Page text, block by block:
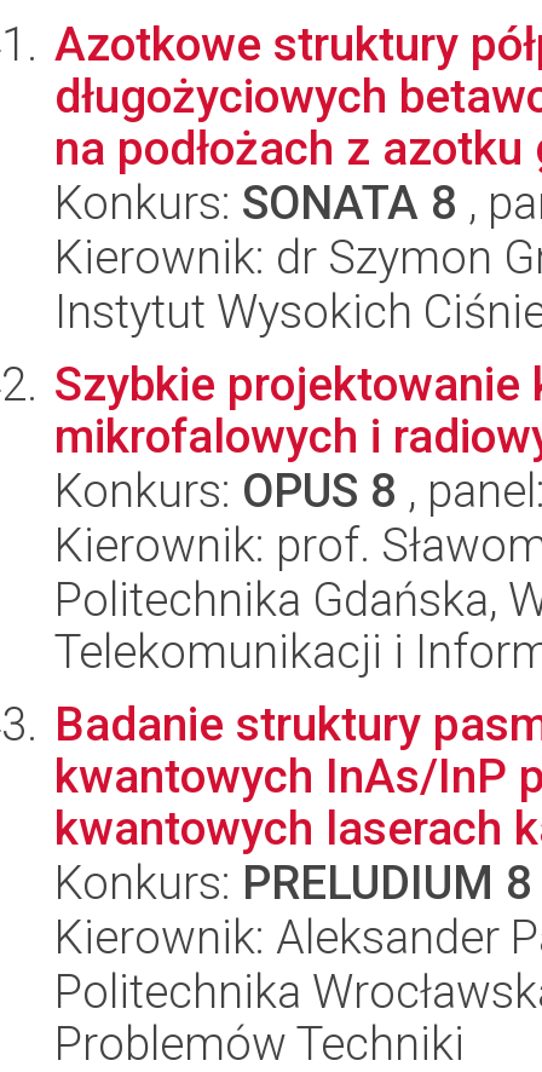
Azotkowe struktury
długożyciowych
na podłożach z azotku
Konkurs: SONATA 8 ,
Kierownik: dr Szymon
Instytut Wysokich
Szybkie
mikrofalowych i
Konkurs: OPUS 8 ,
Kierownik: prof.
Politechnika Gdańska,
Telekomunikacji i
Badanie struktury
kwantowych InAs/InP
kwantowych laserach
Konkurs: PRELUDIUM 8
Kierownik: Aleksander
Politechnika
Problemów Techniki